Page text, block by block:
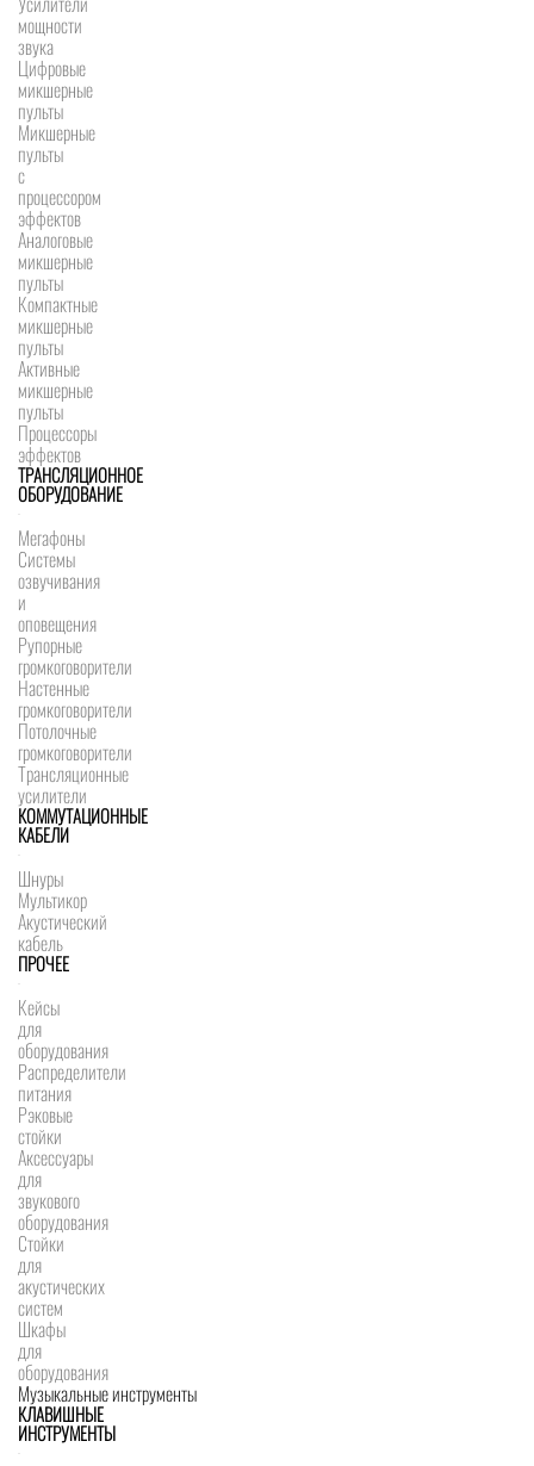
мощности
звука
Цифровые
микшерные
пульты
Микшерные
пульты
с
процессором
эффектов
Аналоговые
микшерные
пульты
Компактные
микшерные
пульты
Активные
микшерные
пульты
Процессоры
эффектов
ТРАНСЛЯЦИОННОЕ
ОБОРУДОВАНИЕ
Мегафоны
Системы
озвучивания
и
оповещения
Рупорные
громкоговорители
Настенные
громкоговорители
Потолочные
громкоговорители
Трансляционные
усилители
КОММУТАЦИОННЫЕ
КАБЕЛИ
Шнуры
Мультикор
Акустический
кабель
ПРОЧЕЕ
Кейсы
для
оборудования
Распределители
питания
Рэковые
стойки
Аксессуары
для
звукового
оборудования
Стойки
для
акустических
систем
Шкафы
для
оборудования
Музыкальные инструменты
КЛАВИШНЫЕ
ИНСТРУМЕНТЫ